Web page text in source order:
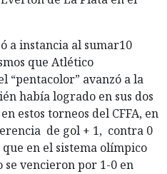
a instancia al sumar10
que Atlético
“pentacolor” avanzó a la
había logrado en sus dos
estos torneos del CFFA, en
de gol + 1, contra 0
en el sistema olímpico
se vencieron por 1-0 en